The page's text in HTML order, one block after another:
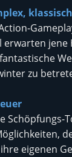
klassisch
erwarten jene
zu
Schöpfungs-
eigenen